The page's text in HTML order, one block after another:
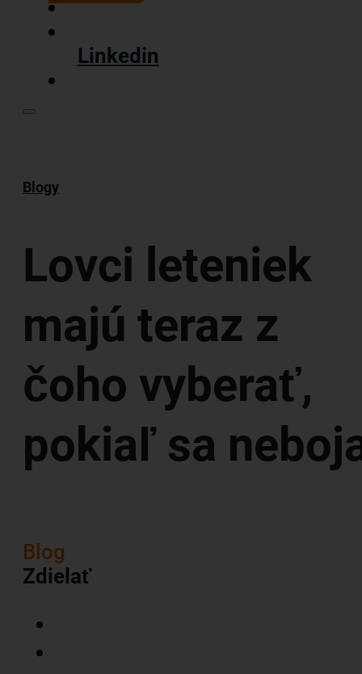
Linkedin
Blogy
Lovci leteniek
majú teraz z
čoho vyberať,
pokiaľ sa
Blog
Zdielať